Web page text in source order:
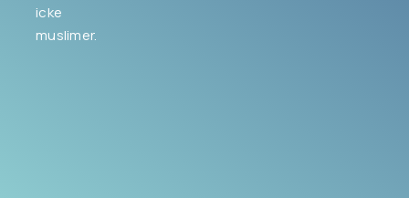
icke
muslimer.